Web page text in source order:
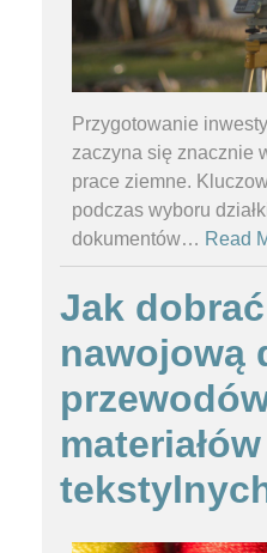
Przygotowanie
zaczyna się znacznie
prace ziemne.
podczas wyboru
dokumentów… Read
Jak
nawojową
materiałów